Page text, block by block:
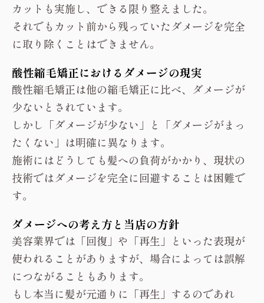
カットも実施し、できる限り整えました。
それでもカット前から残っていたダメージを完全
に取り除くことはできません。
酸性縮毛矯正におけるダメージの現実
酸性縮毛矯正は他の縮毛矯正に比べ、ダメージが
少ないとされています。
しかし「ダメージが少ない」と「ダメージがまっ
たくない」は明確に異なります。
施術にはどうしても髪への負荷がかかり、現状の
技術ではダメージを完全に回避することは困難で
す。
ダメージへの考え方と当店の方針
美容業界では「回復」や「再生」といった表現が
使われることがありますが、場合によっては誤解
につながることもあります。
もし本当に髪が元通りに「再生」するのであれ